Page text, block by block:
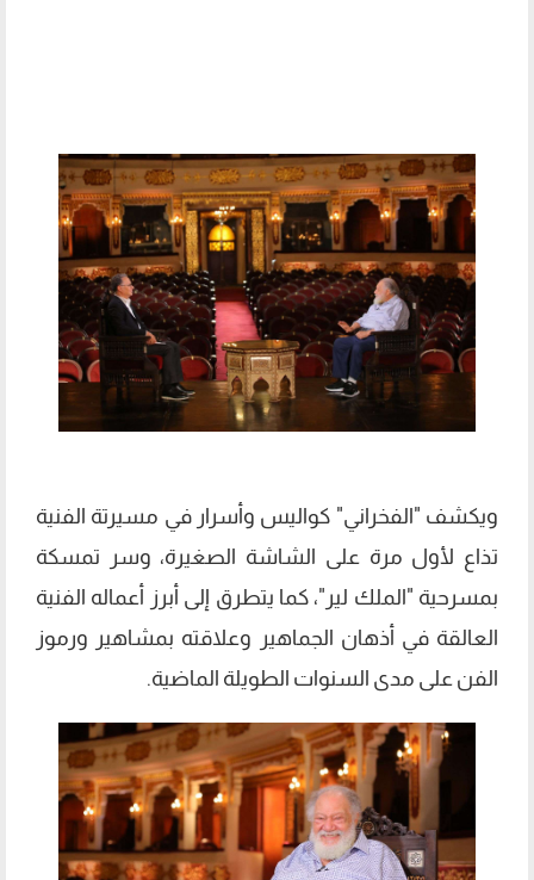
ويكشف "الفخراني" كواليس وأسرار في مسيرتة الفنية
تذاع لأول مرة على الشاشة الصغيرة، وسر تمسكة
بمسرحية "الملك لير"، كما يتطرق إلى أبرز أعماله الفنية
العالقة في أذهان الجماهير وعلاقته بمشاهير ورموز
الفن على مدى السنوات الطويلة الماضية.